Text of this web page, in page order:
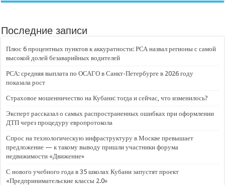
Последние записи
Плюс 6 процентных пунктов к аккуратности: РСА назвал регионы с самой
высокой долей безаварийных водителей
РСА: средняя выплата по ОСАГО в Санкт-Петербурге в 2026 году
показала рост
Страховое мошенничество на Кубани: тогда и сейчас, что изменилось?
Эксперт рассказал о самых распространенных ошибках при оформлении
ДТП через процедуру европротокола
Спрос на технологическую инфраструктуру в Москве превышает
предложение — к такому выводу пришли участники форума
недвижимости «Движение»
С нового учебного года в 35 школах Кубани запустят проект
«Предпринимательские классы 2.0»